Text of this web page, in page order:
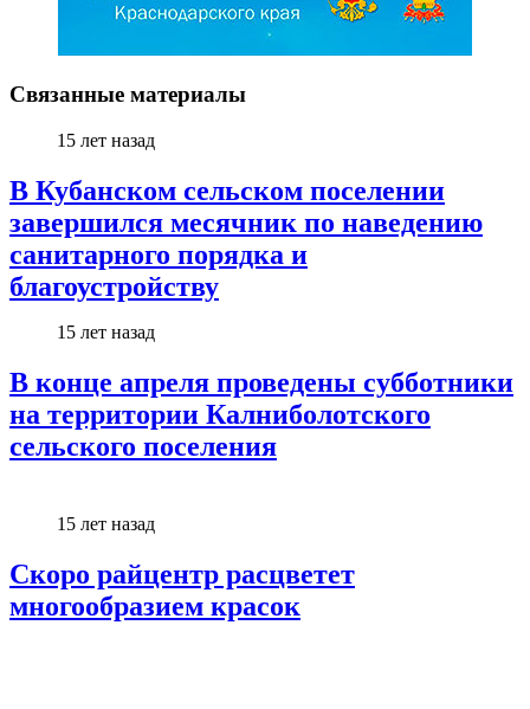
Связанные материалы
15 лет назад
В Кубанском сельском поселении
завершился месячник по наведению
санитарного порядка и
благоустройству
15 лет назад
В конце апреля проведены субботники
на территории Калниболотского
сельского поселения
15 лет назад
Скоро райцентр расцветет
многообразием красок